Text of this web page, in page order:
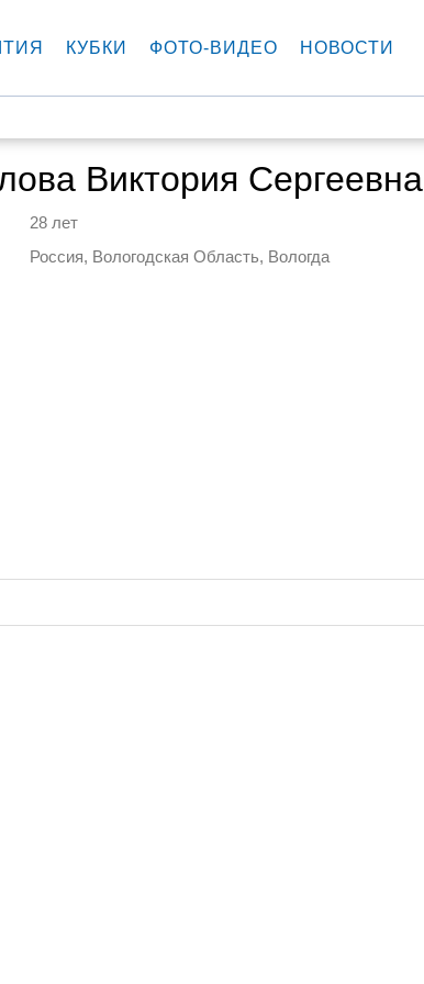
КУБКИ ФОТО-ВИДЕО НОВОСТИ
Виктория Сергеевна
28 лет
Россия, Вологодская Область, Вологда